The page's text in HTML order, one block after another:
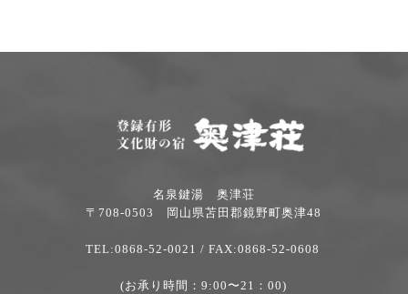
名泉鍵湯 奥津荘
〒708-0503 岡山県苫田郡鏡野町奥津48
TEL:0868-52-0021 / FAX:0868-52-0608
(お承り時間：9:00〜21：00)